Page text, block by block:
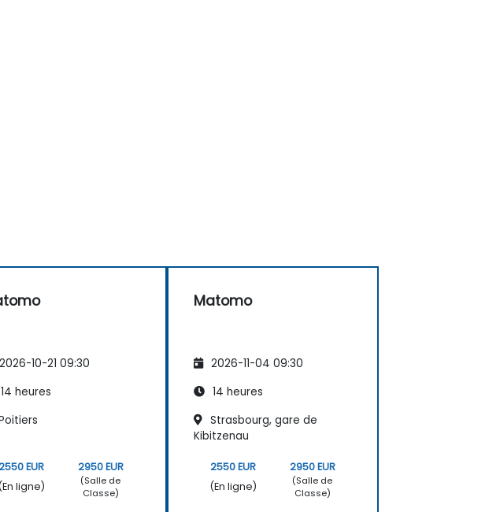
2026-10-21 09:30
14 heures
EUR
ligne)
2950 EUR
(Salle de
Classe)
Matomo
2026-11-04 09:30
14 heures
Strasbourg, gare de
Kibitzenau
2550 EUR
(En ligne)
2950 EUR
(Salle de
Classe)